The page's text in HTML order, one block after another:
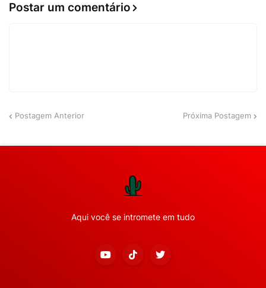
Postar um comentário
Postagem Anterior Próxima Postagem
Aqui você se intromete em tudo